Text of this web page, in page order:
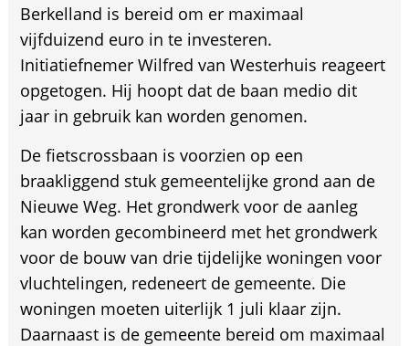
Berkelland is bereid om er maximaal
vijfduizend euro in te investeren.
Initiatiefnemer Wilfred van Westerhuis reageert
opgetogen. Hij hoopt dat de baan medio dit
jaar in gebruik kan worden genomen.
De fietscrossbaan is voorzien op een
braakliggend stuk gemeentelijke grond aan de
Nieuwe Weg. Het grondwerk voor de aanleg
kan worden gecombineerd met het grondwerk
voor de bouw van drie tijdelijke woningen voor
vluchtelingen, redeneert de gemeente. Die
woningen moeten uiterlijk 1 juli klaar zijn.
Daarnaast is de gemeente bereid om maximaal